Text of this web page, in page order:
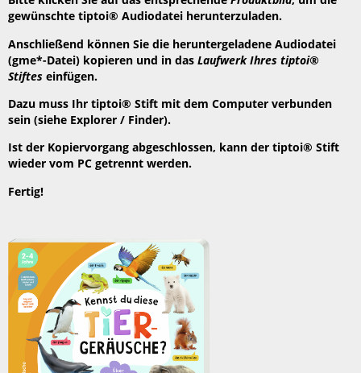
gewünschte tiptoi® Audiodatei herunterzuladen.
Anschließend können Sie die heruntergeladene Audiodatei
(gme*-Datei) kopieren und in dasLaufwerk Ihres tiptoi®
Stiftes einfügen.
Dazu muss Ihr tiptoi® Stift mit dem Computer verbunden
sein (siehe Explorer / Finder).
Ist der Kopiervorgang abgeschlossen, kann der tiptoi® Stift
wieder vom PC getrennt werden.
Fertig!